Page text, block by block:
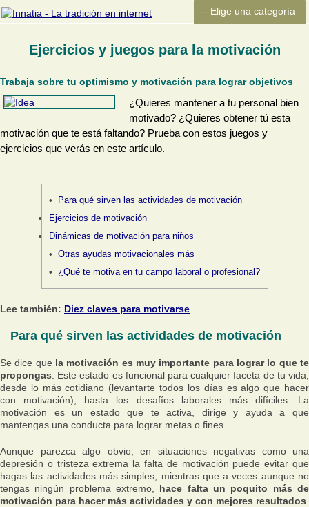
Ejercicios y juegos para la motivación
Trabaja sobre tu optimismo y motivación para lograr objetivos
¿Quieres mantener a tu personal bien
motivado? ¿Quieres obtener tú esta
motivación que te está faltando? Prueba con estos juegos y
ejercicios que verás en este artículo.
Para qué sirven las actividades de motivación
Ejercicios de motivación
Dinámicas de motivación para niños
Otras ayudas motivacionales más
¿Qué te motiva en tu campo laboral o profesional?
Lee también: Diez claves para motivarse
Para qué sirven las actividades de motivación
Se dice que la motivación es muy importante para lograr lo que te
propongas . Este estado es funcional para cualquier faceta de tu vida,
desde lo más cotidiano (levantarte todos los días es algo que hacer
con motivación), hasta los desafíos laborales más difíciles. La
motivación es un estado que te activa, dirige y ayuda a que
mantengas una conducta para lograr metas o fines.
Aunque parezca algo obvio, en situaciones negativas como una
depresión o tristeza extrema la falta de motivación puede evitar que
hagas las actividades más simples, mientras que a veces aunque no
tengas ningún problema extremo, hace falta un poquito más de
motivación para hacer más actividades y con mejores resultados